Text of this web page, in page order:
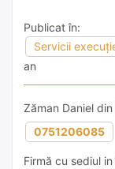
Publicat în:
Servicii
an
Zăman Daniel din
0751206085
Firmă cu sediul